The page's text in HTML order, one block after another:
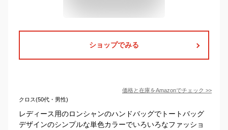
ショップでみる
価格と在庫をAmazonでチェック >>
クロス(50代・男性)
レディース用のロンシャンのハンドバッグでトートバッグ
デザインのシンプルな単色カラーでいろいろなファッショ